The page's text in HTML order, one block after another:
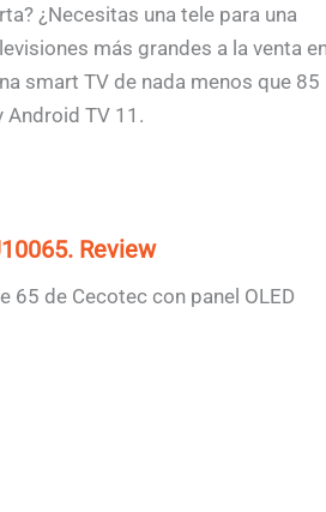
¿Necesitas una tele para una
más grandes a la venta
smart TV de nada menos que 85
Android TV 11.
Review
de Cecotec con panel OLED